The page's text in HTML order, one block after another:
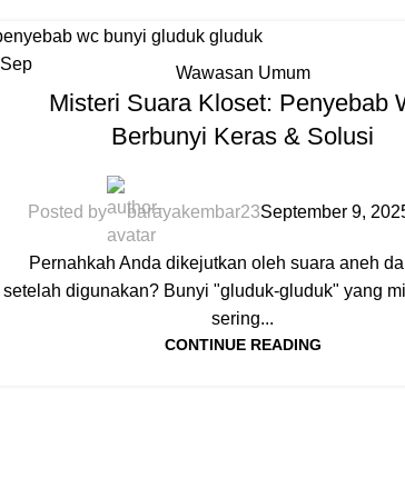
Sep Wawasan Umum
Misteri Suara Kloset: Penyebab
Berbunyi Keras & Solusi
Posted by barayakembar23September 9,
Pernahkah Anda dikejutkan oleh suara aneh
setelah digunakan? Bunyi "gluduk-gluduk" yang
sering...
CONTINUE READING